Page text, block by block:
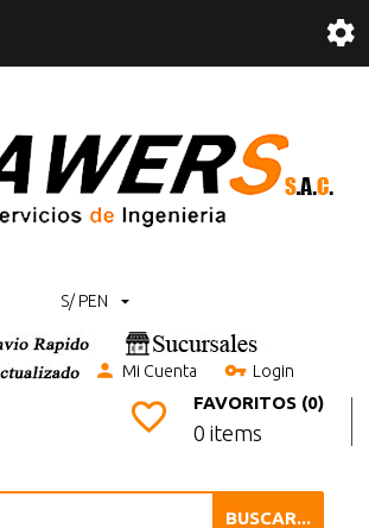
S/ PEN
Mi Cuenta Login
FAVORITOS (0)
0 items
BUSCAR...